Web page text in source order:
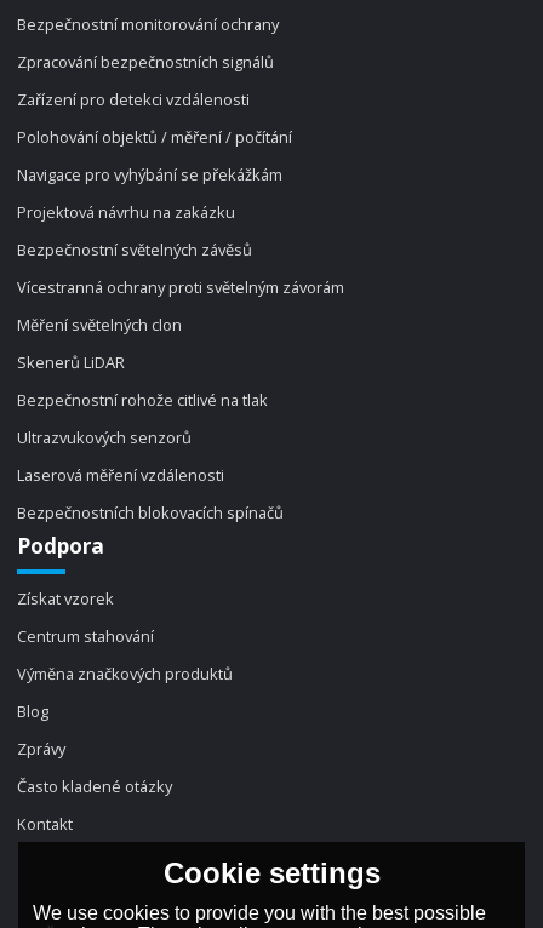
Bezpečnostní monitorování ochrany
Zpracování bezpečnostních signálů
Zařízení pro detekci vzdálenosti
Polohování objektů / měření / počítání
Navigace pro vyhýbání se překážkám
Projektová návrhu na zakázku
Bezpečnostní světelných závěsů
Vícestranná ochrany proti světelným závorám
Měření světelných clon
Skenerů LiDAR
Bezpečnostní rohože citlivé na tlak
Ultrazvukových senzorů
Laserová měření vzdálenosti
Bezpečnostních blokovacích spínačů
Podpora
Získat vzorek
Centrum stahování
Výměna značkových produktů
Blog
Zprávy
Často kladené otázky
Kontakt
Cookie settings
We use cookies to provide you with the best possible